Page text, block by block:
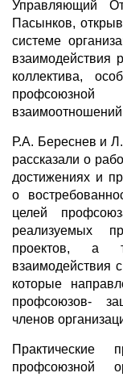
Управляющий
Пасынков,
системе
взаимодействия
коллектива,
взаимоотношений
Р.А. Береснев и
рассказали о
достижениях и
о
целей
реализуемых
проектов, а
взаимодействия
которые
профсоюзов-
членов
профсоюзной